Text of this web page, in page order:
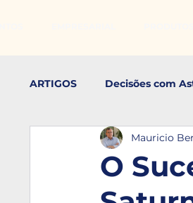
ARTIGOS Decisões com
Realização Pessoal
O
Mauricio